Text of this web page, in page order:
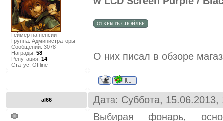
Геймер на пенсии
Группа: Администраторы
Сообщений: 3078
Награды: 58
Репутация: 14
Статус: Offline
О них писал в обзоре
al66 Дата: Суббота,
Выбирая фонарь,